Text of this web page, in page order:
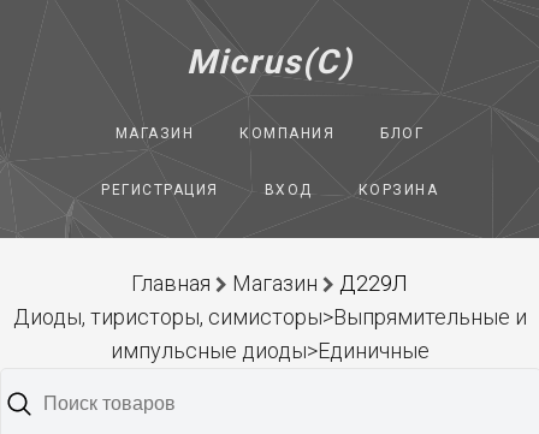
Micrus(C)
МАГАЗИН КОМПАНИЯ БЛОГ
РЕГИСТРАЦИЯ ВХОД КОРЗИНА
Главная Магазин
Д229Л
Диоды, тиристоры, симисторы>Выпрямительные и
импульсные диоды>Единичные